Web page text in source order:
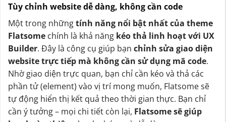
Tùy chỉnh website dễ dàng, không cần code
Một trong nhữngtính năng nổi bật nhất của theme
Flatsome chính là khả năng kéo thả linh hoạt với UX
Builder. Đây là công cụ giúp bạn chỉnh sửa giao diện
website trực tiếp mà không cần sử dụng mã code.
Nhờ giao diện trực quan, bạn chỉ cần kéo và thả các
phần tử (element) vào vị trí mong muốn, Flatsome sẽ
tự động hiển thị kết quả theo thời gian thực. Bạn chỉ
cần ý tưởng – mọi chi tiết còn lại, Flatsome sẽ giúp